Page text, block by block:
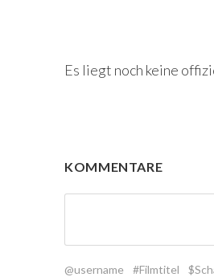
Es liegt noch keine
KOMMENTARE
@username #Filmtitel